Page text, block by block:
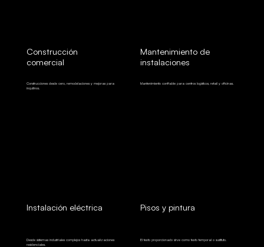
Construcción
comercial
Construcciones desde cero, remodelaciones y mejoras para
inquilinos.
Mantenimiento de
instalaciones
Mantenimiento confiable para centros logísticos, retail y oficinas.
Instalación eléctrica
Desde sistemas industriales complejos hasta actualizaciones
residenciales.
Pisos y pintura
El texto proporcionado sirve como texto temporal o sustituto.